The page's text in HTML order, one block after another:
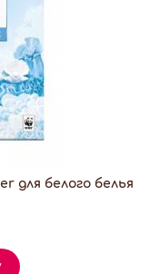
для белого белья